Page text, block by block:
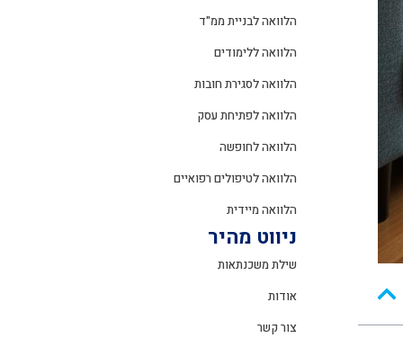
הלוואה לבניית ממ"ד
הלוואה ללימודים
הלוואה לסגירת חובות
הלוואה לפתיחת עסק
הלוואה לחופשה
הלוואה לטיפולים רפואיים
הלוואה מיידית
ניווט מהיר
שילת משכנתאות
אודות
צור קשר